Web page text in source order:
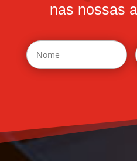
nas nossas